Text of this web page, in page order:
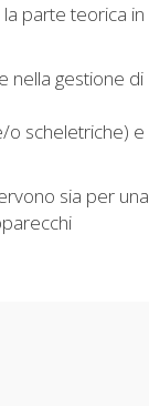
parte teorica in
nella gestione di
o scheletriche) e
sia per una